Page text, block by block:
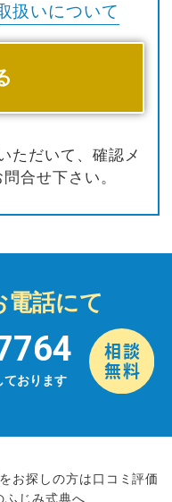
扱いについて
ただいて、確認メ
合せ下さい。
電話にて
ております
お探しの方は口コミ評価
ふじみ式典へ